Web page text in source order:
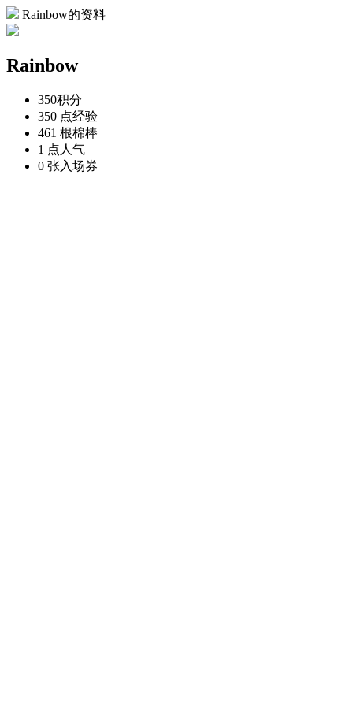
Rainbow的资料
Rainbow
350积分
350 点经验
461 根棉棒
1 点 人气
0 张 入场券